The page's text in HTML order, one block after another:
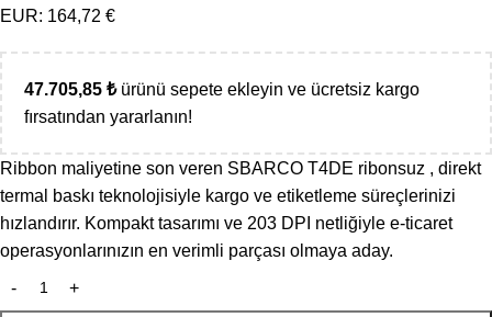
EUR: 164,72 €
47.705,85 ₺ürünü sepete ekleyin ve ücretsiz kargo
fırsatından yararlanın!
Ribbon maliyetine son veren SBARCO T4DE ribonsuz , direkt
termal baskı teknolojisiyle kargo ve etiketleme süreçlerinizi
hızlandırır. Kompakt tasarımı ve 203 DPI netliğiyle e-ticaret
operasyonlarınızın en verimli parçası olmaya aday.